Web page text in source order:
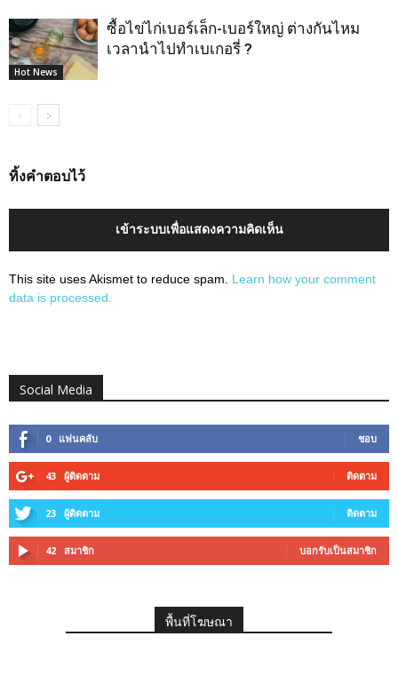
Hot News
ซื้อไข่ไก่เบอร์เล็ก-เบอร์ใหญ่ ต่างกันไหม
เวลานำไปทำเบเกอรี่ ?
ทิ้งคำตอบไว้
เข้าระบบเพื่อแสดงความคิดเห็น
This site uses Akismet to reduce spam. Learn how your comment
data is processed.
Social Media
0 แฟนคลับ ชอบ
43 ผู้ติดตาม ติดตาม
23 ผู้ติดตาม ติดตาม
42 สมาชิก บอกรับเป็นสมาชิก
พื้นที่โฆษณา